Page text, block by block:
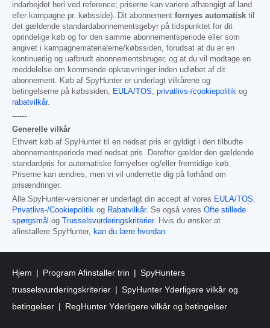
indarbejdet heri ved reference; priserne kan variere afhængigt af land
eller kampagne pr. købsside). Dit abonnement fornyes automatisk til
det gældende standardabonnementsgebyr på tidspunktet for dit
oprindelige køb og for den samme abonnementsperiode eller som
angivet i kampagnematerialerne/købssiden, forudsat at du er en
kontinuerlig og uafbrudt abonnementsbruger, og at du vil modtage en
meddelelse om kommende opkrævninger inden udløbet af dit
abonnement. Køb af SpyHunter er underlagt vilkårene og
betingelserne på købssiden, EULA/TOS, privatlivs-/cookiepolitik og
rabatvilkår.
------
Generelle vilkår
Ethvert køb af SpyHunter til en nedsat pris er gyldigt i den tilbudte
abonnementsperiode med nedsat pris. Derefter gælder den gældende
standardpris for automatiske fornyelser og/eller fremtidige køb.
Priserne kan ændres, men vi vil underrette dig på forhånd om
prisændringer.
Alle SpyHunter-versioner er underlagt din accept af vores EULA/TOS,
Privatlivs-/Cookiepolitik og Rabatvilkår. Se også vores Ofte stillede
spørgsmål og Trusselsvurderingskriterier. Hvis du ønsker at
afinstallere SpyHunter, kan du lære hvordan.
Hjem Program Afinstaller trin
SpyHunters
trusselsvurderingskriterier
SpyHunter Yderligere vilkår og
betingelser
RegHunter Yderligere vilkår og betingelser